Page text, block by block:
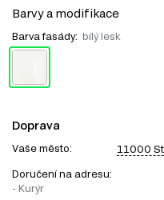
Barvy a modifikace
Barva fasády: bílý lesk
Doprava
Vaše město: 11000
Doručení na adresu:
- Kurýr